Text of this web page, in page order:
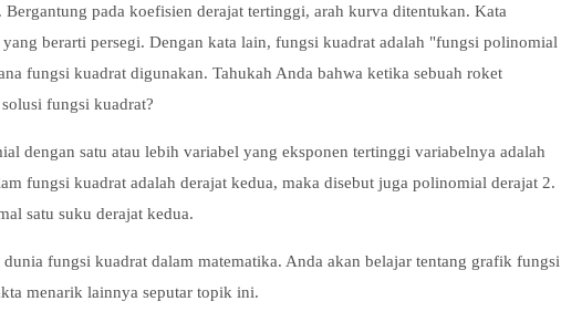
pada koefisien derajat tertinggi, arah kurva ditentukan. Kata
yang berarti persegi. Dengan kata lain, fungsi kuadrat adalah "fungsi polinomial
fungsi kuadrat digunakan. Tahukah Anda bahwa ketika sebuah roket
fungsi kuadrat?
dengan satu atau lebih variabel yang eksponen tertinggi variabelnya adalah
fungsi kuadrat adalah derajat kedua, maka disebut juga polinomial derajat 2.
satu suku derajat kedua.
fungsi kuadrat dalam matematika. Anda akan belajar tentang grafik fungsi
menarik lainnya seputar topik ini.